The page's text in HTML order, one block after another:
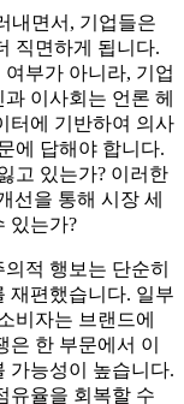
내면서, 기업들은
직면하게 됩니다.
부가 아니라, 기업
이사회는 언론 헤
터에 기반하여 의사
에 답해야 합니다.
고 있는가? 이러한
선을 통해 시장 세
있는가?
적 행보는 단순히
재편했습니다. 일부
비자는 브랜드에
한 부문에서 이
가능성이 높습니다.
유율을 회복할 수